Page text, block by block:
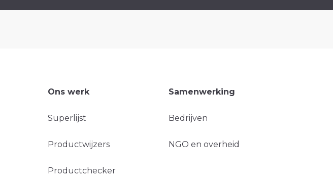
Ons werk
Superlijst
Productwijzers
Productchecker
Samenwerking
Bedrijven
NGO en overheid